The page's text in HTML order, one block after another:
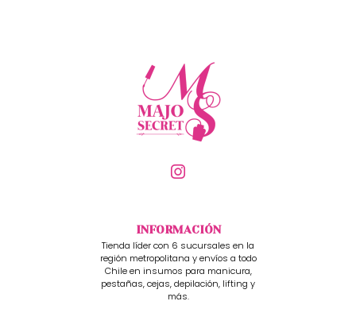
INFORMACIÓN
Tienda líder con 6 sucursales en la
región metropolitana y envíos a todo
Chile en insumos para manicura,
pestañas, cejas, depilación, lifting y
más.